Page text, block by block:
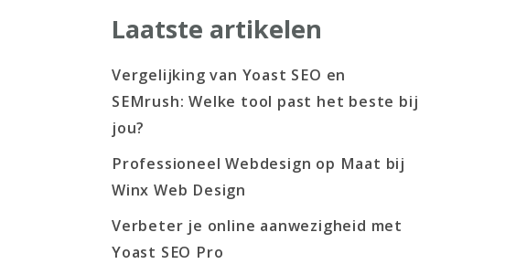
Laatste artikelen
Vergelijking van Yoast SEO en
SEMrush: Welke tool past het beste bij
jou?
Professioneel Webdesign op Maat bij
Winx Web Design
Verbeter je online aanwezigheid met
Yoast SEO Pro